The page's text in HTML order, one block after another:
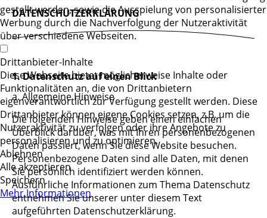
DATENSCHUTZERKLÄRUNG
1. Datenschutz auf einen Blick
a. Allgemeine Hinweise
Die folgenden Hinweise geben einen einfachen
Überblick darüber, was mit Ihren personenbezogenen
Daten passiert, wenn Sie diese Website besuchen.
Personenbezogene Daten sind alle Daten, mit denen
Sie persönlich identifiziert werden können.
Ausführliche Informationen zum Thema Datenschutz
entnehmen Sie unserer unter diesem Text
aufgeführten Datenschutzerklärung.
gestellt werden, sowie die Ausspielung von personalisierter
Werbung durch die Nachverfolgung der Nutzeraktivität
über verschiedene Webseiten.
Drittanbieter-Inhalte
Diese Webseite bietet möglicherweise Inhalte oder
Funktionalitäten an, die von Drittanbietern
eigenverantwortlich zur Verfügung gestellt werden. Diese
Drittanbieter können eigene Cookies setzen, z.B. um die
Nutzeraktivität zu verfolgen oder ihre Angebote zu
personalisieren und zu optimieren.
Ablehnen
Alle akzeptieren
Speichern
Mehr Informationen